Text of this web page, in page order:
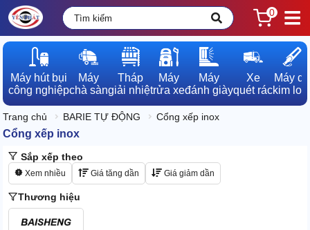
0
Máy hút bụi
công nghiệp
Máy
chà sàn
Tháp
giải nhiệt
Máy
rửa xe
Máy
đánh giày
Xe
quét rác
Máy dò
kim loại
Trang chủ BARIE TỰ ĐỘNG Cổng xếp inox
Cổng xếp inox
Sắp xếp theo
Xem nhiều Giá tăng dần Giá giảm dần
Thương hiệu